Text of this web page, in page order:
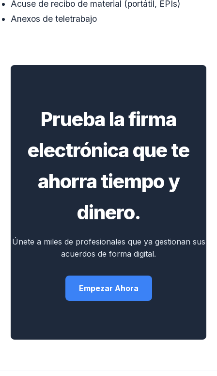
Acuse de recibo de material (portátil, EPIs)
Anexos de teletrabajo
Prueba la firma
electrónica que te
ahorra tiempo y
dinero.
Únete a miles de profesionales que ya gestionan sus
acuerdos de forma digital.
Empezar Ahora